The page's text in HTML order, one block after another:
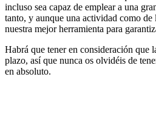
incluso sea capaz de emplear a una
tanto, y aunque una actividad como de
nuestra mejor herramienta para
Habrá que tener en consideración que
plazo, así que nunca os olvidéis de
en absoluto.